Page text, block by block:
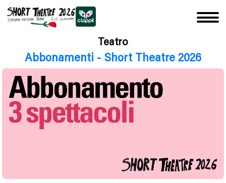
Teatro
Abbonamenti - Short Theatre 2026